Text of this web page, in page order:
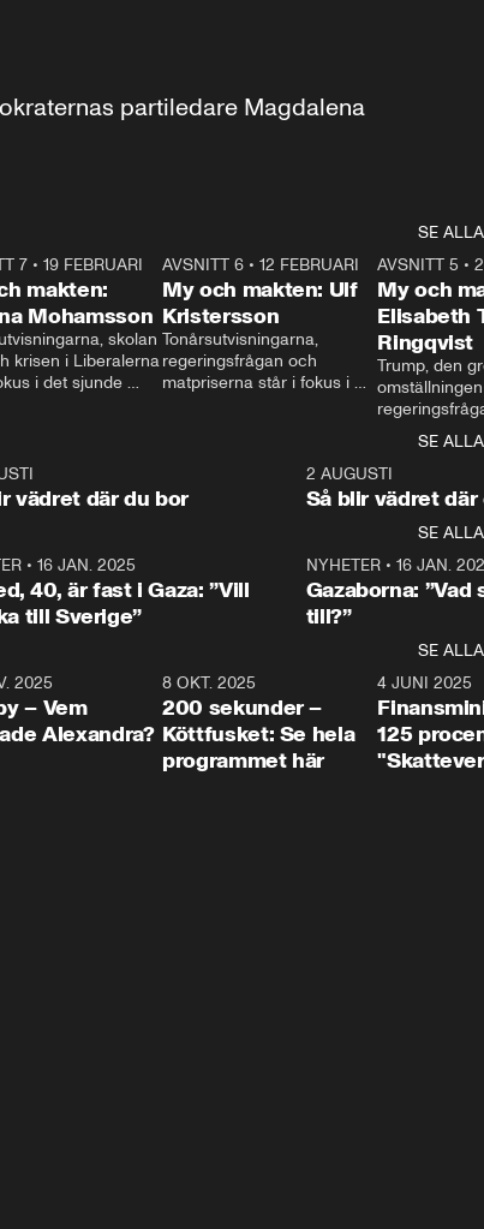
partiledare Magdalena
SE ALLA
24:30
7• 19 FEBRUARI
makten:
Mohamsson
skolan
krisen i Liberalerna
i det sjunde
My
ställer
och
till svars.
27:30
AVSNITT 6 •12 FEBRUARI
My och makten: Ulf
Kristersson
Tonårsutvisningarna,
regeringsfrågan och
matpriserna står i fokus i
Rohwedder ställer
statsminister Ulf Kristersson
AVSNITT 5 •
My och
Elisabeth
Ringqvist
Trump, den
centrum i
avsnittet av
Makten”. Se
Aftonbladets
Rohwedder
Thand Ring
SE ALLA
vädret där du bor
2 AUGUSTI
Så blir vädret där
SE ALLA
• 16 JAN. 2025
40, är fast i Gaza: ”Vill
till Sverige”
NYHETER• 16 JAN.
Gazaborna:
till?”
SE ALLA
31:05
2025
– Vem
Alexandra?
4:29
8 OKT. 2025
200 sekunder –
Köttfusket: Se hela
programmet här
4 JUNI 2025
125